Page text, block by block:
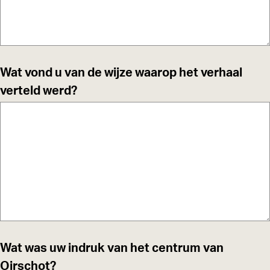
Wat vond u van de wijze waarop het verhaal
verteld werd?
Wat was uw indruk van het centrum van
Oirschot?